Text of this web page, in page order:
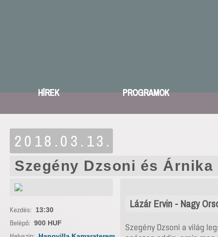
HÍREK PROGRAMOK
2018.03.13.
Szegény Dzsoni és Árnika
Lázár Ervin - Nagy
Szegény Dzsoni a világ
Kezdés: 13:30
Belépő: 900 HUF